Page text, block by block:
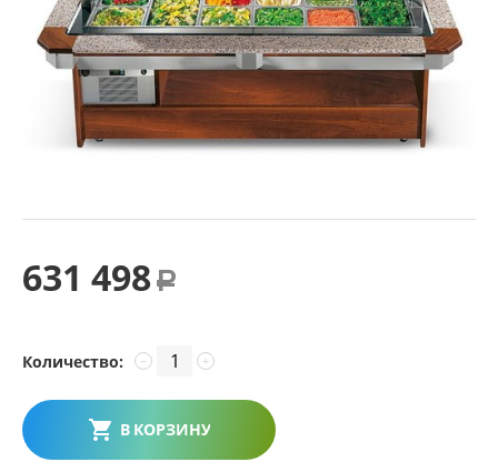
631 498 Р
Количество: +
−
В КОРЗИНУ